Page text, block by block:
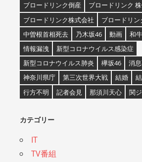
ブロードリンク倒産
ブロードリンク
ブロードリンク株式会社
ブロードリン
中曽根首相死去
乃木坂46 動画 和牛
情報漏洩
新型コロナウイルス感染症
新型コロナウイルス肺炎
欅坂46 消
神奈川県庁
第三次世界大戦 結婚
行方不明
記者会見 那須川天心 関
カテゴリー
IT
TV番組